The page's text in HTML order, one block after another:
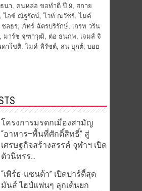
นา, คนหล่อ ขอทำดี ปี 9, สกาย
,ไอซ์ ณัฐรัตน์,ไวท์ ณวัชร์,ไมค์
ลธร, ภัทร์ ฉัตรบริรักษ์, เกรท วริน
, มาร์ช จุฑาวุฒิ, ต่อ ธนภพ, เจมส์ จิ
าโชติ,ไมค์ พิรัชต์, สน ยุกต์, บอย
โครงการมรดกเมืองสามัญ
“อาหาร–พื้นที่ศักดิ์สิทธิ์” สู่
เศรษฐกิจสร้างสรรค์ จุฬาฯ เปิด
ตัวนิทรร...
“เพิร์ธ-แซนต้า” เปิดปาร์ตี้สุด
มันส์ ไฮป์แฟนๆ ลุกเต้นยก